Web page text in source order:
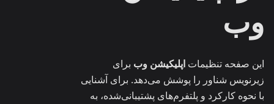
وب
این صفحه تنظیمات اپلیکیشن وب برای
زیرنویس شناور را پوشش می‌دهد. برای آشنایی
با نحوه کارکرد و پلتفرم‌های پشتیبانی‌شده، به